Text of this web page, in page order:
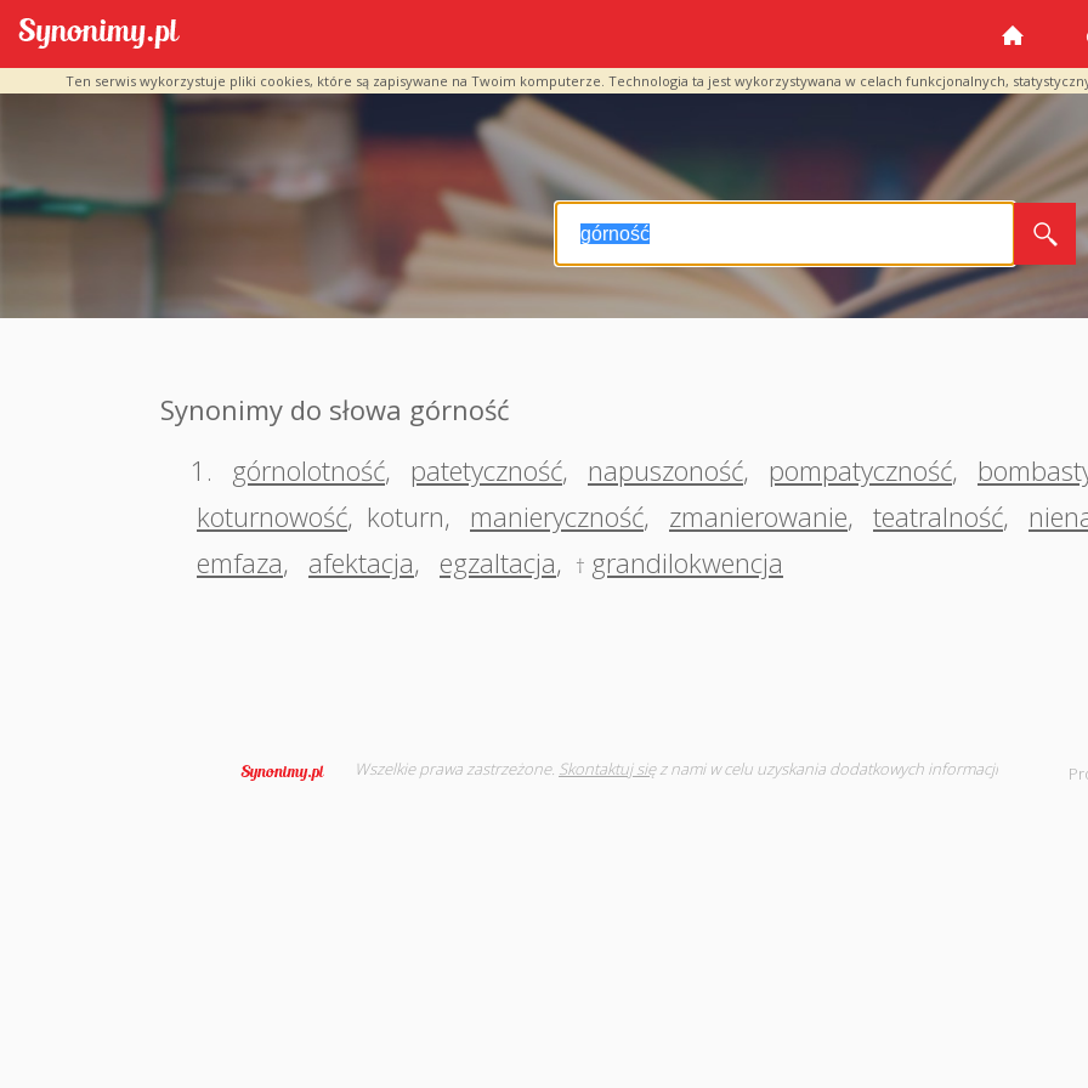
Ten serwis wykorzystuje pliki cookies, które są zapisywane na Twoim komputerze. Technologia ta jest wykorzystywana w celach funkcjonalnych,
Synonimy do słowa górność
1.
górnolotność, patetyczność, napuszoność, pompatyczność,
koturnowość, koturn, manieryczność, zmanierowanie, teatralność,
emfaza, afektacja, egzaltacja, † grandilokwencja
Wszelkie prawa zastrzeżone. Skontaktuj sięz nami w celu uzyskania dodatkowych informacji